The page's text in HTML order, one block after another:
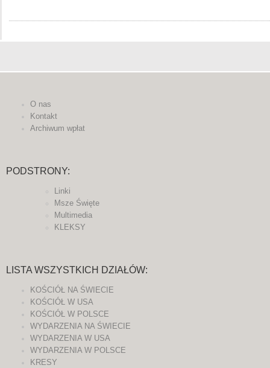
O nas
Kontakt
Archiwum wpłat
PODSTRONY:
Linki
Msze Święte
Multimedia
KLEKSY
LISTA WSZYSTKICH DZIAŁÓW:
KOŚCIÓŁ NA ŚWIECIE
KOŚCIÓŁ W USA
KOŚCIÓŁ W POLSCE
WYDARZENIA NA ŚWIECIE
WYDARZENIA W USA
WYDARZENIA W POLSCE
KRESY